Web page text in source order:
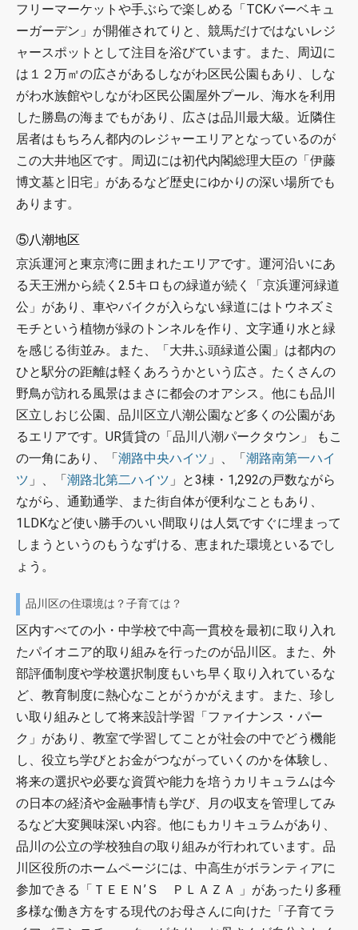
フリーマーケットや手ぶらで楽しめる「TCKバーベキュ
ーガーデン」が開催されてりと、競馬だけではないレジ
ャースポットとして注目を浴びています。また、周辺に
は１２万㎡の広さがあるしながわ区民公園もあり、しな
がわ水族館やしながわ区民公園屋外プール、海水を利用
した勝島の海までもがあり、広さは品川最大級。近隣住
居者はもちろん都内のレジャーエリアとなっているのが
この大井地区です。周辺には初代内閣総理大臣の「伊藤
博文墓と旧宅」があるなど歴史にゆかりの深い場所でも
あります。
⑤八潮地区
京浜運河と東京湾に囲まれたエリアです。運河沿いにあ
る天王洲から続く2.5キロもの緑道が続く「京浜運河緑道
公」があり、車やバイクが入らない緑道にはトウネズミ
モチという植物が緑のトンネルを作り、文字通り水と緑
を感じる街並み。また、「大井ふ頭緑道公園」は都内の
ひと駅分の距離は軽くあろうかという広さ。たくさんの
野鳥が訪れる風景はまさに都会のオアシス。他にも品川
区立しおじ公園、品川区立八潮公園など多くの公園があ
るエリアです。UR賃貸の「品川八潮パークタウン」 もこ
の一角にあり、「潮路中央ハイツ 」、「潮路南第一ハイ
ツ 」、「潮路北第二ハイツ 」と3棟・‎1,292の戸数ながら
ながら、通勤通学、また街自体が便利なこともあり、
1LDKなど使い勝手のいい間取りは人気ですぐに埋まって
しまうというのもうなずける、恵まれた環境といるでし
ょう。
品川区の住環境は？子育ては？
区内すべての小・中学校で中高一貫校を最初に取り入れ
たパイオニア的取り組みを行ったのが品川区。また、外
部評価制度や学校選択制度もいち早く取り入れているな
ど、教育制度に熱心なことがうかがえます。また、珍し
い取り組みとして将来設計学習「ファイナンス・パー
ク」があり、教室で学習してことが社会の中でどう機能
し、役立ち学びとお金がつながっていくのかを体験し、
将来の選択や必要な資質や能力を培うカリキュラムは今
の日本の経済や金融事情も学び、月の収支を管理してみ
るなど大変興味深い内容。他にもカリキュラムがあり、
品川の公立の学校独自の取り組みが行われています。品
川区役所のホームページには、中高生がボランティアに
参加できる「ＴＥＥＮ’Ｓ ＰＬＡＺＡ 」があったり多種
多様な働き方をする現代のお母さんに向けた「子育てラ